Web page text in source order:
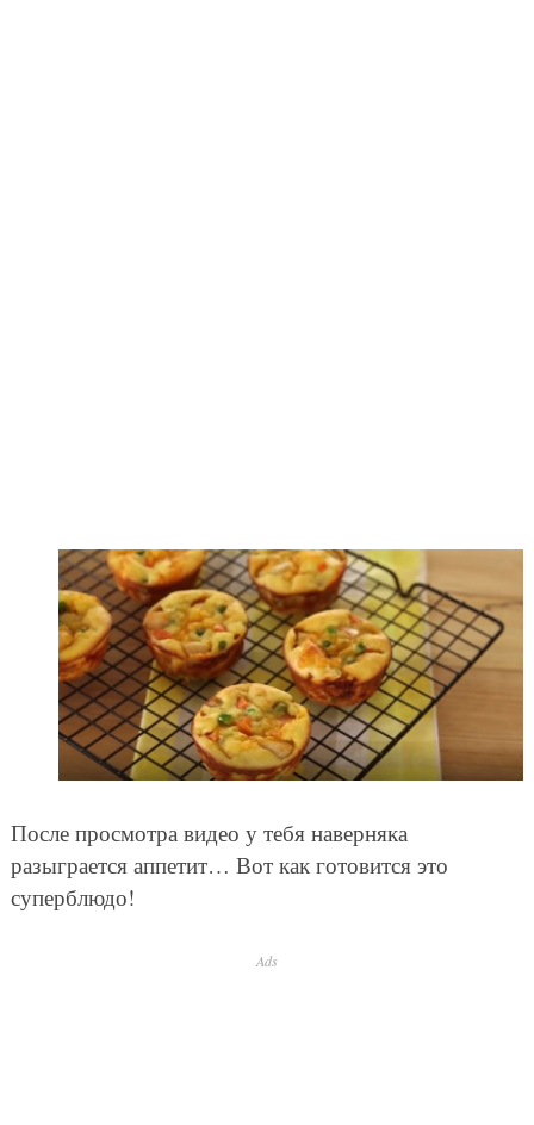
После просмотра видео у тебя наверняка
разыграется аппетит… Вот как готовится это
суперблюдо!
Ads